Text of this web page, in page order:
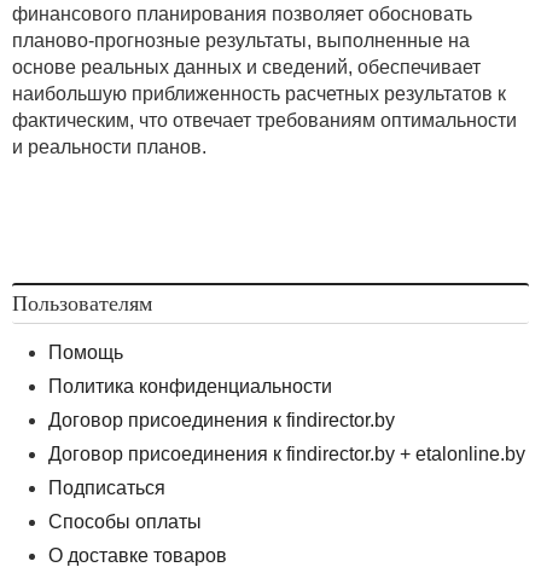
финансового планирования позволяет обосновать
планово-прогнозные результаты, выполненные на
основе реальных данных и сведений, обеспечивает
наибольшую приближенность расчетных результатов к
фактическим, что отвечает требованиям оптимальности
и реальности планов.
Пользователям
Помощь
Политика конфиденциальности
Договор присоединения к findirector.by
Договор присоединения к findirector.by + etalonline.by
Подписаться
Способы оплаты
О доставке товаров